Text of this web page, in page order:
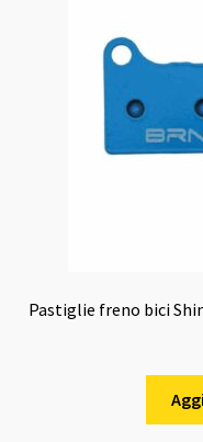
Pastiglie freno bici